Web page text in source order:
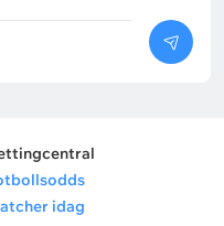
idag